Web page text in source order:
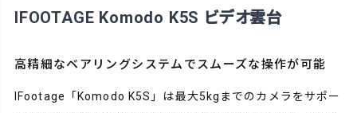
IFOOTAGE Komodo K5S ビデオ雲台
高精細なベアリングシステムでスムーズな操作が可能
IFootage「Komodo K5S」は最大5kgまでのカメラをサポー